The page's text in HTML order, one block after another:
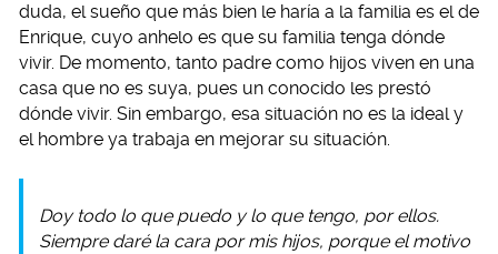
duda, el sueño que más bien le haría a la familia es el de
Enrique, cuyo anhelo es que su familia tenga dónde
vivir. De momento, tanto padre como hijos viven en una
casa que no es suya, pues un conocido les prestó
dónde vivir. Sin embargo, esa situación no es la ideal y
el hombre ya trabaja en mejorar su situación.
Doy todo lo que puedo y lo que tengo, por ellos.
Siempre daré la cara por mis hijos, porque el motivo